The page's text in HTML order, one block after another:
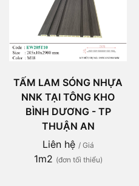
TẤM LAM SÓNG NHỰA
NNK TẠI TÔNG KHO
BÌNH DƯƠNG - TP
THUẬN AN
Liên hệ / Giá
1m2 (đơn tối thiểu)